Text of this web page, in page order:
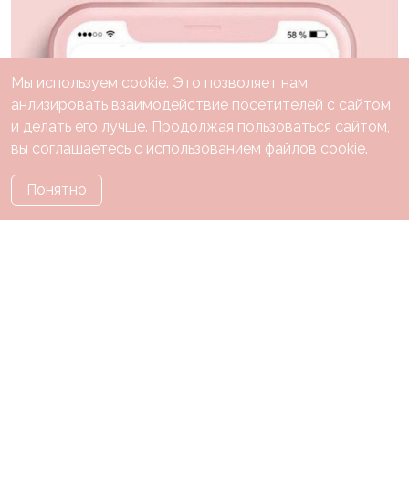
Каталог
Мы используем cookie. Это позволяет нам
анлизировать взаимодействие посетителей с сайтом
и делать его лучше. Продолжая пользоваться сайтом,
вы соглашаетесь с использованием файлов cookie.
Понятно